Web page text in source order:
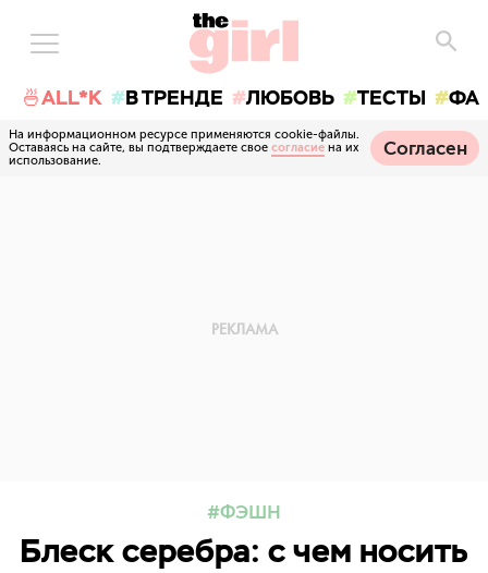
🍜ALL*K В ТРЕНДЕ ЛЮБОВЬ ТЕСТЫ
На информационном ресурсе применяются cookie-файлы.
Оставаясь на сайте, вы подтверждаете свое согласие на их
использование.
Согласен
ФЭШН
Блеск серебра: с чем носить